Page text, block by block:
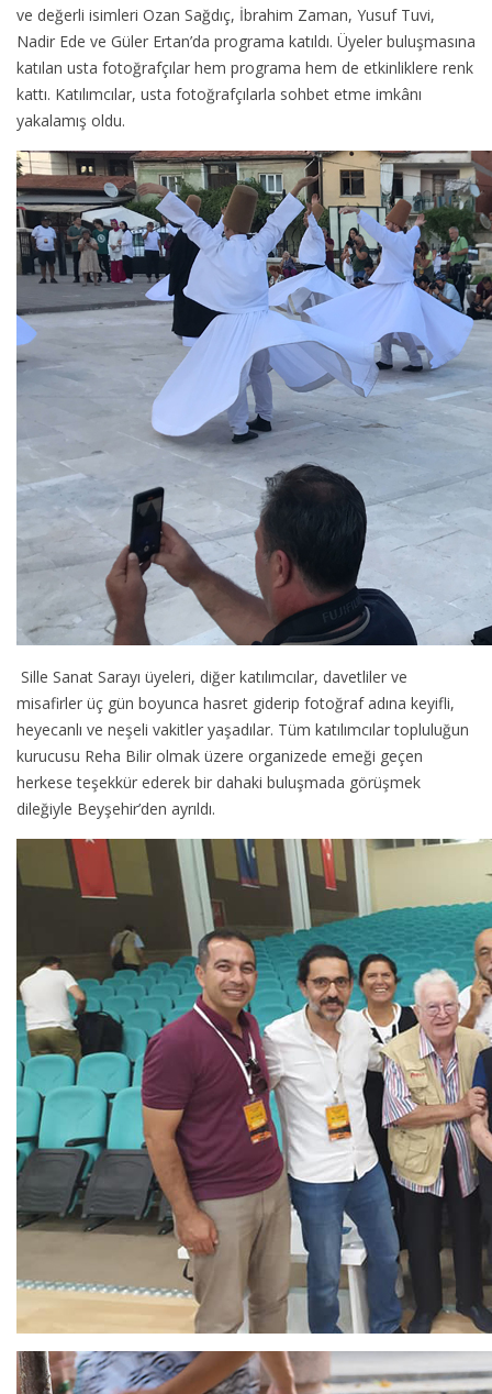
ve değerli isimleri Ozan Sağdıç, İbrahim Zaman, Yusuf Tuvi,
Nadir Ede ve Güler Ertan’da programa katıldı. Üyeler buluşmasına
katılan usta fotoğrafçılar hem programa hem de etkinliklere renk
kattı. Katılımcılar, usta fotoğrafçılarla sohbet etme imkânı
yakalamış oldu.
Sille Sanat Sarayı üyeleri, diğer katılımcılar, davetliler ve
misafirler üç gün boyunca hasret giderip fotoğraf adına keyifli,
heyecanlı ve neşeli vakitler yaşadılar. Tüm katılımcılar topluluğun
kurucusu Reha Bilir olmak üzere organizede emeği geçen
herkese teşekkür ederek bir dahaki buluşmada görüşmek
dileğiyle Beyşehir’den ayrıldı.